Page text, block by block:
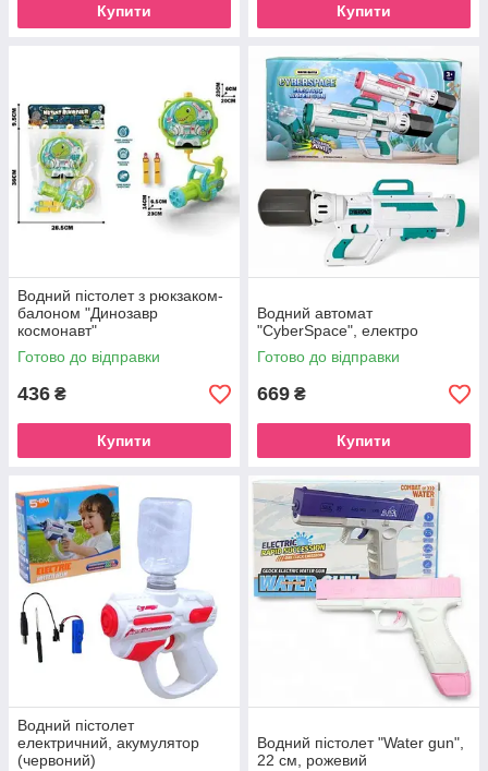
Купити Купити
Водний пістолет з рюкзаком-
балоном "Динозавр
космонавт"
Готово до відправки
436 ₴
Купити
Водний автомат
"CyberSpace", електро
Готово до відправки
669 ₴
Купити
Водний пістолет
електричний, акумулятор
(червоний)
Водний пістолет "Water gun",
22 см, рожевий